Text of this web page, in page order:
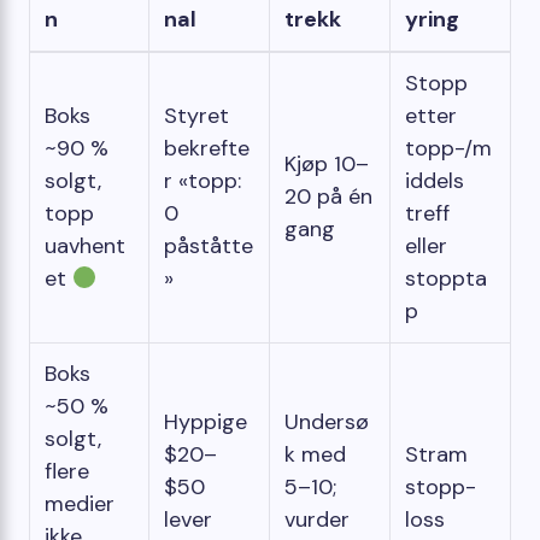
n
nal
trekk
yring
Boks
~90 %
solgt,
topp
uavhent
et
Styret
bekrefte
r «topp:
0
påståtte
»
Kjøp 10–
20 på én
gang
Stopp
etter
topp-/m
iddels
treff
eller
stoppta
p
Boks
~50 %
solgt,
flere
medier
Hyppige
$20–
$50
lever
Undersø
k med
5–10;
vurder
Stram
stopp-
loss